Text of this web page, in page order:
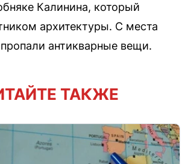
Калинина, который
архитектуры. С места
антикварные вещи.
ТАКЖЕ